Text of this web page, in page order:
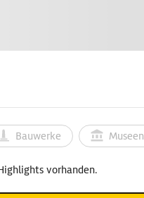
Bauwerke Museen
vorhanden.